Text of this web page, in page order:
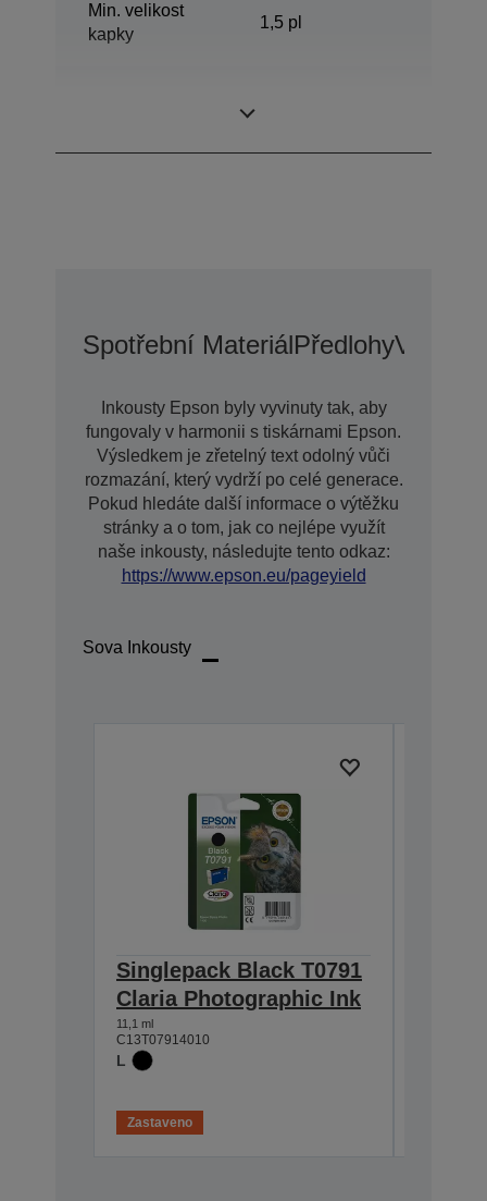
Min. velikost
kapky
1,5 pl
Spotřební MateriálPředlohy
Inkousty Epson byly vyvinuty tak, aby
fungovaly v harmonii s tiskárnami Epson.
Výsledkem je zřetelný text odolný vůči
rozmazání, který vydrží po celé generace.
Pokud hledáte další informace o výtěžku
stránky a o tom, jak co nejlépe využít
naše inkousty, následujte tento odkaz:
https://www.epson.eu/pageyield
Sova Inkousty
Singlepack Black T0791
Claria Photographic Ink
11,1 ml
C13T07914010
L
Zastaveno